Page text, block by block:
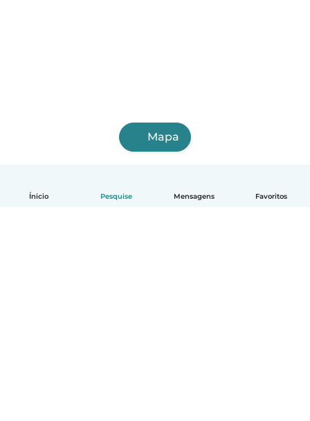
Ínicio Pesquise Mensagens Favoritos
Mapa